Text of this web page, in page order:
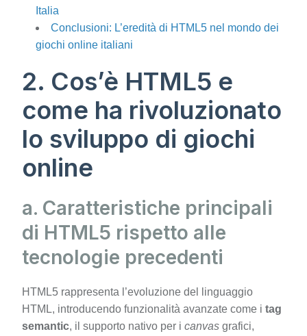
Italia
Conclusioni: L’eredità di HTML5 nel mondo dei
giochi online italiani
2. Cos’è HTML5 e
come ha rivoluzionato
lo sviluppo di giochi
online
a. Caratteristiche principali
di HTML5 rispetto alle
tecnologie precedenti
HTML5 rappresenta l’evoluzione del linguaggio
HTML, introducendo funzionalità avanzate come i tag
semantic, il supporto nativo per i canvas grafici,